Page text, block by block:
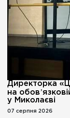
Директорка
на
у Миколаєві
07 серпня 2026